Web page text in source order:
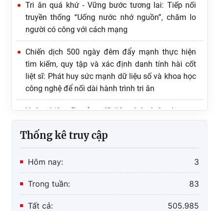
truyền thống “Uống nước nhớ nguồn”, chăm lo
người có công với cách mạng
Chiến dịch 500 ngày đêm đẩy mạnh thực hiện
tìm kiếm, quy tập và xác định danh tính hài cốt
liệt sĩ: Phát huy sức mạnh dữ liệu số và khoa học
công nghệ để nối dài hành trình tri ân
Hoàn thiện nền tảng dữ liệu pháp luật phục vụ
chuyển đổi số quốc gia
Khai trương Cơ sở dữ liệu quốc gia về pháp luật
phiên bản mới
Thống kê truy cập
Hôm nay: 3
Trong tuần: 83
Tất cả: 505.985